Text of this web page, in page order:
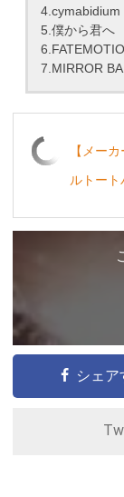
4.cymabidium
5.僕から君へ
7.MIRROR
【メー
ルトー
シェア